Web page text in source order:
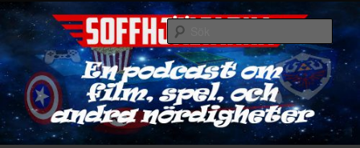
Hoppa
primärt
innehåll
Hoppa
sekundärt
innehållSoffhjältarna
En podcast om film, spel & andra nördigheter
Sök